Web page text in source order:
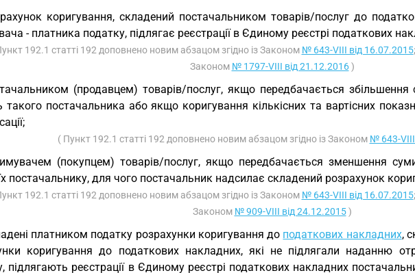
коригування, складений постачальником товарів/послуг до
- платника податку, підлягає реєстрації в Єдиному реєстрі податкових
192.1 статті 192 доповнено новим абзацом згідно із Законом № 643-VIII від 16.07.2015
Законом № 1797-VIII від 21.12.2016)
(продавцем) товарів/послуг, якщо передбачається збільшення
такого постачальника або якщо коригування кількісних та вартісних
( Пункт 192.1 статті 192 доповнено новим абзацом згідно із Законом № 643-VIII
(покупцем) товарів/послуг, якщо передбачається зменшення суми
постачальнику, для чого постачальник надсилає складений розрахунок
192.1 статті 192 доповнено новим абзацом згідно із Законом № 643-VIII від 16.07.2015
Законом № 909-VIII від 24.12.2015)
платником податку розрахунки коригування до податкових накладних,
коригування до податкових накладних, які не підлягали наданню
підлягають реєстрації в Єдиному реєстрі податкових накладних